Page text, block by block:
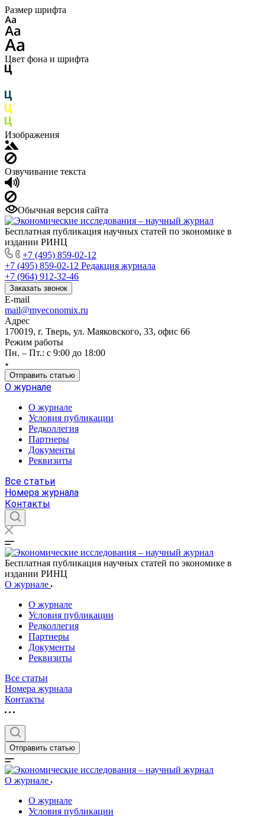
Размер шрифта
Цвет фона и шрифта
Изображения
Озвучивание текста
Обычная версия сайта
Бесплатная публикация научных статей по экономике в
издании РИНЦ
+7 (495) 859-02-12
+7 (495) 859-02-12 Редакция журнала
+7 (964) 912-32-46
Заказать звонок
E-mail
mail@myeconomix.ru
Адрес
170019, г. Тверь, ул. Маяковского, 33, офис 66
Режим работы
Пн. – Пт.: с 9:00 до 18:00
Отправить статью
О журнале
О журнале
Условия публикации
Редколлегия
Партнеры
Документы
Реквизиты
Все статьи
Номера журнала
Контакты
Бесплатная публикация научных статей по экономике в
издании РИНЦ
О журнале
О журнале
Условия публикации
Редколлегия
Партнеры
Документы
Реквизиты
Все статьи
Номера журнала
Контакты
Отправить статью
О журнале
О журнале
Условия публикации